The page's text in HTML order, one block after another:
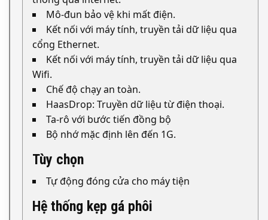
Mô-đun bảo vệ khi mất điện.
Kết nối với máy tính, truyền tải dữ liệu qua
cổng Ethernet.
Kết nối với máy tính, truyền tải dữ liệu qua
Wifi.
Chế độ chạy an toàn.
HaasDrop: Truyền dữ liệu từ điện thoại.
Ta-rô với bước tiến đồng bộ
Bộ nhớ mặc định lên đến 1G.
Tùy chọn
Tự động đóng cửa cho máy tiện
Hệ thống kẹp gá phôi